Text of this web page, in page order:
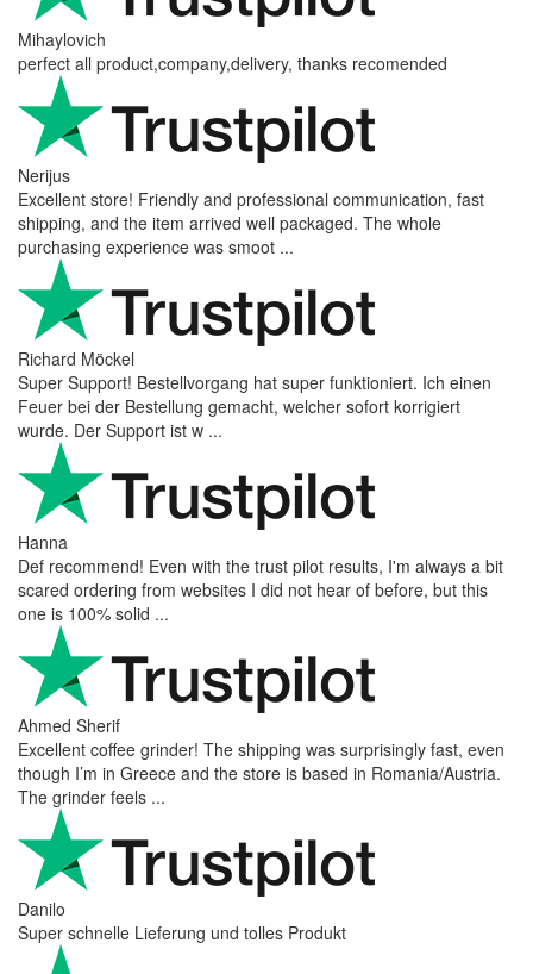
Mihaylovich
perfect all product,company,delivery, thanks recomended
Nerijus
Excellent store! Friendly and professional communication, fast
shipping, and the item arrived well packaged. The whole
purchasing experience was smoot ...
Richard Möckel
Super Support! Bestellvorgang hat super funktioniert. Ich einen
Feuer bei der Bestellung gemacht, welcher sofort korrigiert
wurde. Der Support ist w ...
Hanna
Def recommend! Even with the trust pilot results, I'm always a bit
scared ordering from websites I did not hear of before, but this
one is 100% solid ...
Ahmed Sherif
Excellent coffee grinder! The shipping was surprisingly fast, even
though I’m in Greece and the store is based in Romania/Austria.
The grinder feels ...
Danilo
Super schnelle Lieferung und tolles Produkt